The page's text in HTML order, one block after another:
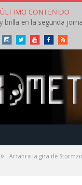
ÚLTIMO CONTENIDO
InstagramTwitterYoutubeFacebookRSS
»
Arranca la gira de